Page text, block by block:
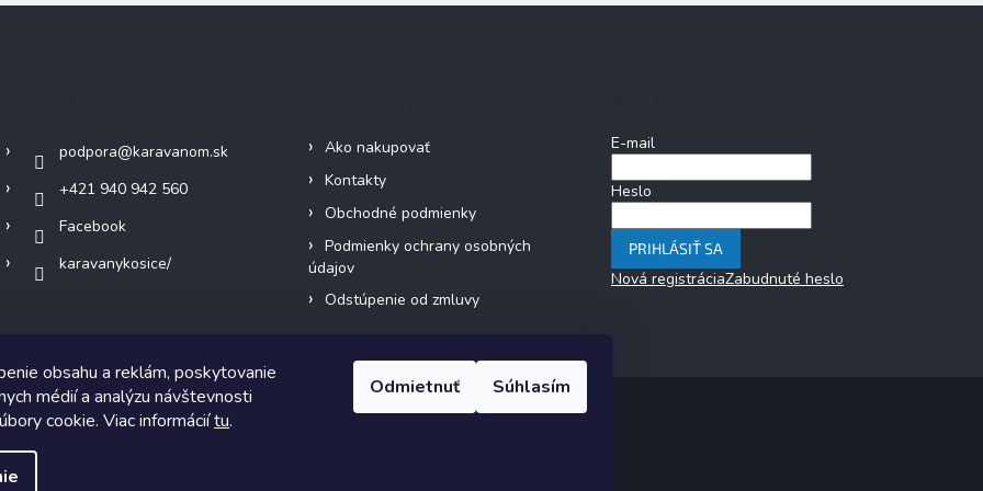
obsahu a reklám, poskytovanie
médií a analýzu návštevnosti
cookie. Viac informáciítu.
Odmietnuť Súhlasím
podpora@karavanom.sk
+421 940 942 560
Facebook
karavanykosice/
Ako nakupovať
Kontakty
Obchodné podmienky
Podmienky ochrany osobných
údajov
Odstúpenie od zmluvy
E-mail
Heslo
PRIHLÁSIŤ SA
Nová registráciaZabudnuté heslo
2026